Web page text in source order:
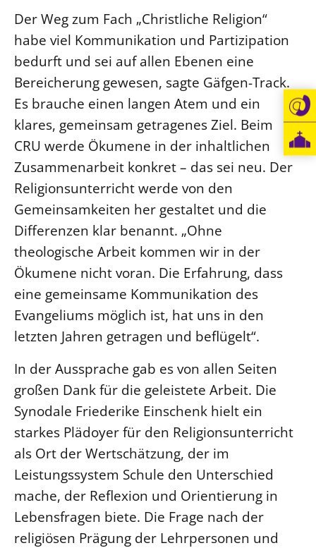
Der Weg zum Fach „Christliche Religion“
habe viel Kommunikation und Partizipation
bedurft und sei auf allen Ebenen eine
Bereicherung gewesen, sagte Gäfgen-Track.
Es brauche einen langen Atem und ein
klares, gemeinsam getragenes Ziel. Beim
CRU werde Ökumene in der inhaltlichen
Zusammenarbeit konkret – das sei neu. Der
Religionsunterricht werde von den
Gemeinsamkeiten her gestaltet und die
Differenzen klar benannt. „Ohne
theologische Arbeit kommen wir in der
Ökumene nicht voran. Die Erfahrung, dass
eine gemeinsame Kommunikation des
Evangeliums möglich ist, hat uns in den
letzten Jahren getragen und beflügelt“.
In der Aussprache gab es von allen Seiten
großen Dank für die geleistete Arbeit. Die
Synodale Friederike Einschenk hielt ein
starkes Plädoyer für den Religionsunterricht
als Ort der Wertschätzung, der im
Leistungssystem Schule den Unterschied
mache, der Reflexion und Orientierung in
Lebensfragen biete. Die Frage nach der
religiösen Prägung der Lehrpersonen und